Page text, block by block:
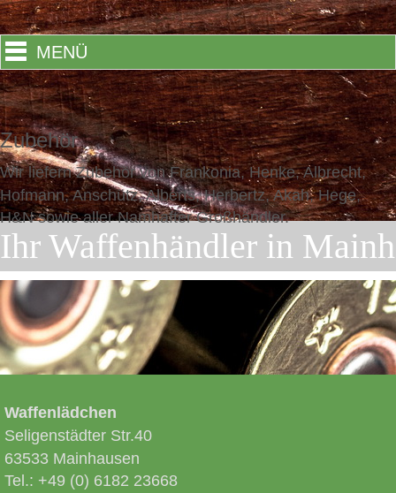
Ihr Waffenhändler in
MENÜ
Zubehör
Wir liefern Zubehör von Frankonia, Henke, Albrecht,
Hofmann, Anschütz, Alberts, Herbertz, Akah, Hege,
H&N sowie aller Namhafter Großhändler.
Waffenlädchen
Seligenstädter Str.40
63533 Mainhausen
Tel.: +49 (0) 6182 23668